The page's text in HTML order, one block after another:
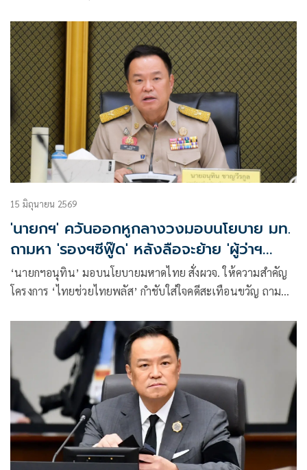
15 มิถุนายน 2569
'นายกฯ' ควันออกหูกลางวงมอบนโยบาย มท.
ถามหา 'รองฯซีฟู๊ด' หลังลือจะย้าย 'ผู้ว่าฯ
ภูเก็ต'
‘นายกฯอนุทิน’ มอบนโยบายมหาดไทย สั่งผวจ. ให้ความสำคัญ
โครงการ ‘ไทยช่วยไทยพลัส’ กำชับใส่ใจคดีสะเทือนขวัญ ถามหา
พูดปัญญาอ่อน จะเอาอะไรไปปลดผู้ว่าฯ หรือจะปลด มท.1 ด้วย